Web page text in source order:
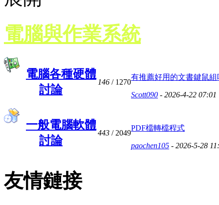
電腦與作業系統
電腦各種硬體
討論
146 / 1270
有推薦好用的文書鍵鼠組
Scott090 - 2026-4-22 07:01
一般電腦軟體
討論
443 / 2049
PDF檔轉檔程式
paochen105 - 2026-5-28
友情鏈接